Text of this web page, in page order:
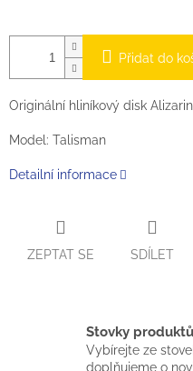
Přidat do
Originální hliníkový disk
Model: Talisman
Detailní informace
ZEPTAT SE SDÍLET
Stovky produktů
Vybírejte ze
doplňujeme o